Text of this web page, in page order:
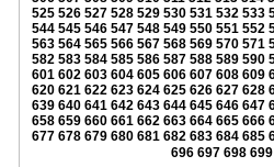
525 526 527 528 529 530 531 532 533
544 545 546 547 548 549 550 551 552
563 564 565 566 567 568 569 570 571
582 583 584 585 586 587 588 589 590
601 602 603 604 605 606 607 608 609
620 621 622 623 624 625 626 627 628
639 640 641 642 643 644 645 646 647
658 659 660 661 662 663 664 665 666
677 678 679 680 681 682 683 684 685
696 697 698 699